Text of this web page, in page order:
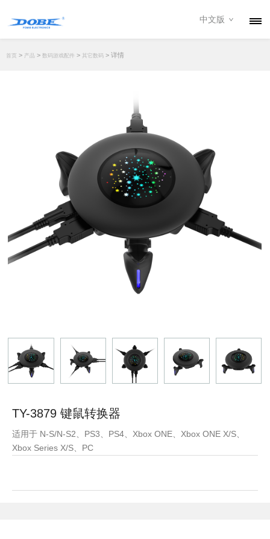
下载专区
中文版
首页 > 产品 > 数码游戏配件 > 其它数码 > 详情
TY-3879 键鼠转换器
适用于 N-S/N-S2、PS3、PS4、Xbox ONE、Xbox ONE X/S、
Xbox Series X/S、PC